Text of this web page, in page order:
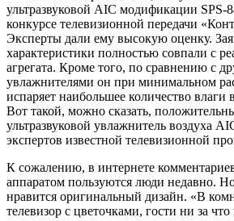
ультразвуковой AIC модификации SPS-
конкурсе телевизионной передачи
Эксперты дали ему высокую оценку.
характеристики полностью совпали с
агрегата. Кроме того, по сравнению с
увлажнителями он при минимальном
испаряет наибольшее количество
Вот такой, можно сказать,
ультразвуковой увлажнитель воздуха
экспертов известной телевизионной
К сожалению, в интернете
аппаратом пользуются люди недавно.
нравится оригинальный дизайн. «В
телевизор с цветочками, гости ни за